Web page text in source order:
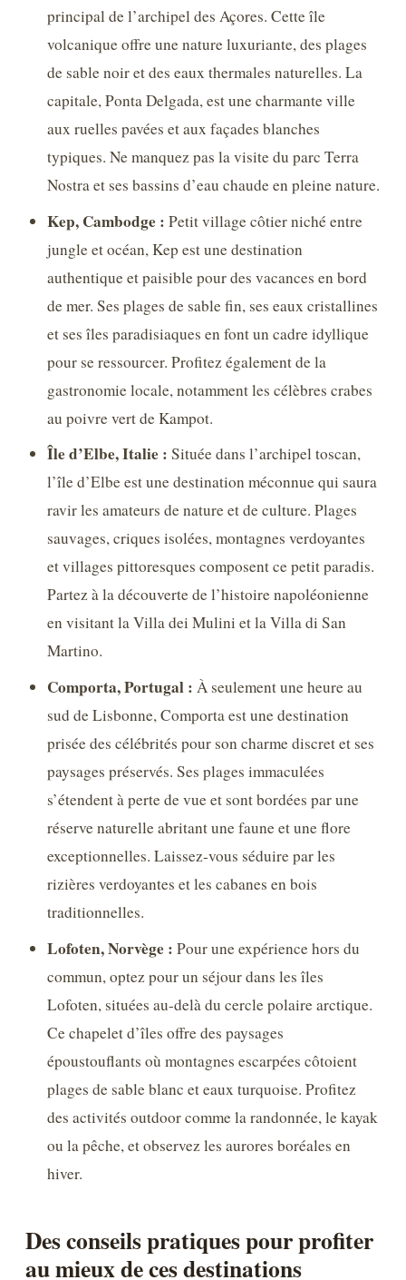
principal de l’archipel des Açores. Cette île
volcanique offre une nature luxuriante, des plages
de sable noir et des eaux thermales naturelles. La
capitale, Ponta Delgada, est une charmante ville
aux ruelles pavées et aux façades blanches
typiques. Ne manquez pas la visite du parc Terra
Nostra et ses bassins d’eau chaude en pleine nature.
Kep, Cambodge : Petit village côtier niché entre
jungle et océan, Kep est une destination
authentique et paisible pour des vacances en bord
de mer. Ses plages de sable fin, ses eaux cristallines
et ses îles paradisiaques en font un cadre idyllique
pour se ressourcer. Profitez également de la
gastronomie locale, notamment les célèbres crabes
au poivre vert de Kampot.
Île d’Elbe, Italie : Située dans l’archipel toscan,
l’île d’Elbe est une destination méconnue qui saura
ravir les amateurs de nature et de culture. Plages
sauvages, criques isolées, montagnes verdoyantes
et villages pittoresques composent ce petit paradis.
Partez à la découverte de l’histoire napoléonienne
en visitant la Villa dei Mulini et la Villa di San
Martino.
Comporta, Portugal : À seulement une heure au
sud de Lisbonne, Comporta est une destination
prisée des célébrités pour son charme discret et ses
paysages préservés. Ses plages immaculées
s’étendent à perte de vue et sont bordées par une
réserve naturelle abritant une faune et une flore
exceptionnelles. Laissez-vous séduire par les
rizières verdoyantes et les cabanes en bois
traditionnelles.
Lofoten, Norvège : Pour une expérience hors du
commun, optez pour un séjour dans les îles
Lofoten, situées au-delà du cercle polaire arctique.
Ce chapelet d’îles offre des paysages
époustouflants où montagnes escarpées côtoient
plages de sable blanc et eaux turquoise. Profitez
des activités outdoor comme la randonnée, le kayak
ou la pêche, et observez les aurores boréales en
hiver.
Des conseils pratiques pour profiter
au mieux de ces destinations